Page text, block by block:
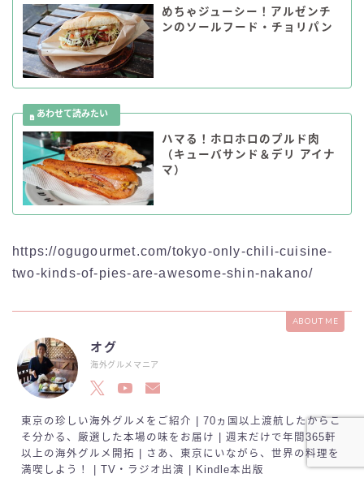
めちゃジューシー！アルゼンチ
ンのソールフード・チョリパン
ハマる！ホロホロのプルド肉
（キューバサンド＆デリ アイナ
マ）
https://ogugourmet.com/tokyo-only-chili-cuisine-
two-kinds-of-pies-are-awesome-shin-nakano/
ABOUT ME
オグ
海外グルメマニア
東京の珍しい海外グルメをご紹介 | 70ヵ国以上渡航したからこ
そ分かる、厳選した本場の味をお届け | 週末だけで年間365軒
以上の海外グルメ開拓 | さあ、東京にいながら、世界の料理を
満喫しよう！ | TV・ラジオ出演 | Kindle本出版